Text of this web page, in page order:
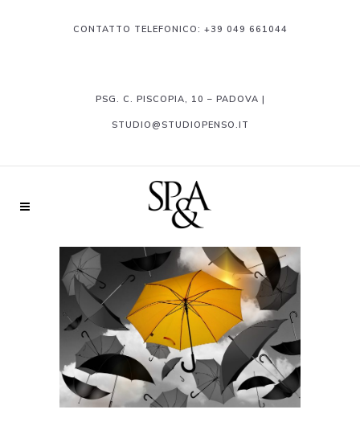
CONTATTO TELEFONICO: +39 049 661044
PSG. C. PISCOPIA, 10 – PADOVA |
STUDIO@STUDIOPENSO.IT